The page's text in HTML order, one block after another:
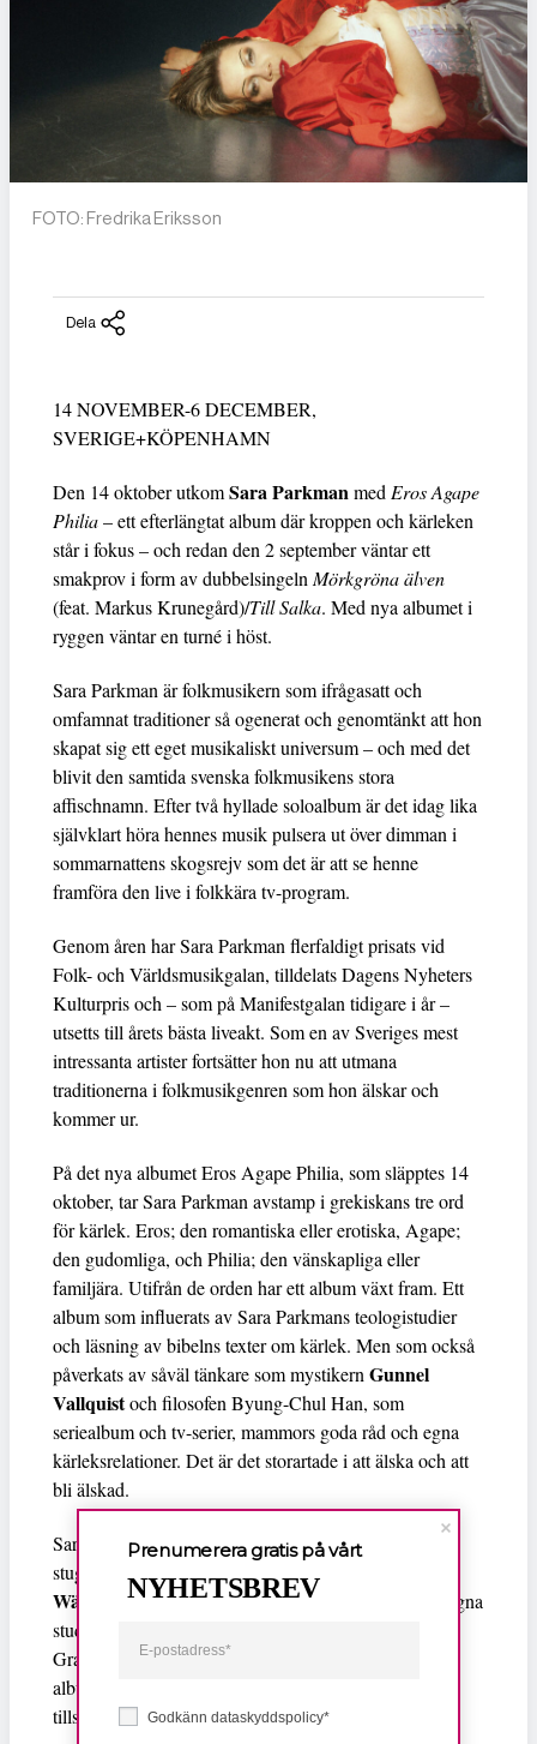
FOTO: Fredrika Eriksson
Dela
14 NOVEMBER-6 DECEMBER,
SVERIGE+KÖPENHAMN
Den 14 oktober utkomSara Parkmanmed Eros Agape
Philia– ett efterlängtat album där kroppen och kärleken
står i fokus – och redan den 2 september väntar ett
smakprov i form av dubbelsingeln Mörkgröna älven
(feat. Markus Krunegård)/Till Salka. Med nya albumet i
ryggen väntar en turné i höst.
Sara Parkman är folkmusikern som ifrågasatt och
omfamnat traditioner så ogenerat och genomtänkt att hon
skapat sig ett eget musikaliskt universum – och med det
blivit den samtida svenska folkmusikens stora
affischnamn. Efter två hyllade soloalbum är det idag lika
självklart höra hennes musik pulsera ut över dimman i
sommarnattens skogsrejv som det är att se henne
framföra den live i folkkära tv-program.
Genom åren har Sara Parkman flerfaldigt prisats vid
Folk- och Världsmusikgalan, tilldelats Dagens Nyheters
Kulturpris och – som på Manifestgalan tidigare i år –
utsetts till årets bästa liveakt. Som en av Sveriges mest
intressanta artister fortsätter hon nu att utmana
traditionerna i folkmusikgenren som hon älskar och
kommer ur.
På det nya albumet Eros Agape Philia, som släpptes 14
oktober, tar Sara Parkman avstamp i grekiskans tre ord
för kärlek. Eros; den romantiska eller erotiska, Agape;
den gudomliga, och Philia; den vänskapliga eller
familjära. Utifrån de orden har ett album växt fram. Ett
album som influerats av Sara Parkmans teologistudier
och läsning av bibelns texter om kärlek. Men som också
påverkats av såväl tänkare som mystikern Gunnel
Vallquistoch filosofen Byung-Chul Han, som
seriealbum och tv-serier, mammors goda råd och egna
kärleksrelationer. Det är det storartade i att älska och att
bli älskad.
Sara Parkman har bland annat skrivit musiken i sin
stuga i Bergslagen och under ett residens på
Wägner
s gård i Småland. Albumet är inspelat i den egna
studion i Hägersten i Stockholm och i Svenska
Grammofonstudion i Göteborg. Precis som på tidigare
album har Sara Parkman skrivit och producerat
tillsammans medHampus Norén.
Godkänn dataskyddspolicy*
Prenumerera gratis på vårt
NYHETSBREV